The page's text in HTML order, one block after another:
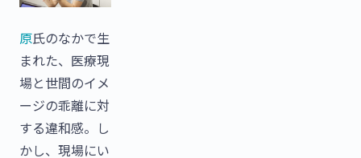
原氏のなかで生
まれた、医療現
場と世間のイメ
ージの乖離に対
する違和感。し
かし、現場にい